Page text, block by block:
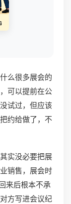
么很多展会的
可以提前在公
试过，但应该
约给做了，不
实没必要把展
销售，展会时
来后根本不承
方写进会议纪